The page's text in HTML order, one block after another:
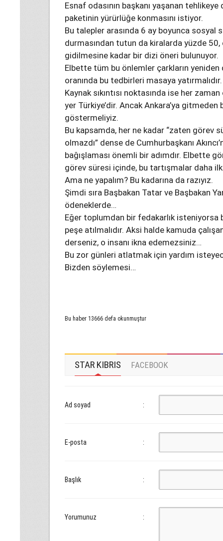
Esnaf odasının başkanı yaşanan
paketinin yürürlüğe konmasını istiyor.
Bu talepler arasında 6 ay boyunca sosyal
durmasından tutun da kiralarda yüzde
gidilmesine kadar bir dizi öneri bulunuyor.
Elbette tüm bu önlemler çarkların
oranında bu tedbirleri masaya yatırmalıdır.
Kaynak sıkıntısı noktasında ise her
yer Türkiye’dir. Ancak Ankara’ya
göstermeliyiz.
Bu kapsamda, her ne kadar “zaten görev
olmazdı” dense de Cumhurbaşkanı
bağışlaması önemli bir adımdır. Elbette
görev süresi içinde, bu tartışmalar daha ilk
Ama ne yapalım? Bu kadarına da razıyız.
Şimdi sıra Başbakan Tatar ve Başbakan
ödeneklerde…
Eğer toplumdan bir fedakarlık isteniyorsa
peşe atılmalıdır. Aksi halde kamuda
derseniz, o insanı ikna edemezsiniz…
Bu zor günleri atlatmak için yardım
Bizden söylemesi…
Bu haber 13666 defa okunmuştur
STAR KIBRIS FACEBOOK
Ad soyad :
E-posta :
Başlık :
Yorumunuz :